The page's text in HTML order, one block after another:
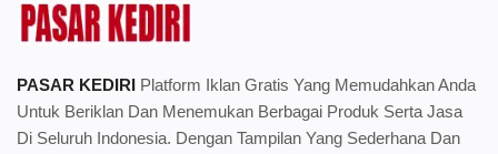
PASAR KEDIRI Platform Iklan Gratis Yang Memudahkan Anda
Untuk Beriklan Dan Menemukan Berbagai Produk Serta Jasa
Di Seluruh Indonesia. Dengan Tampilan Yang Sederhana Dan